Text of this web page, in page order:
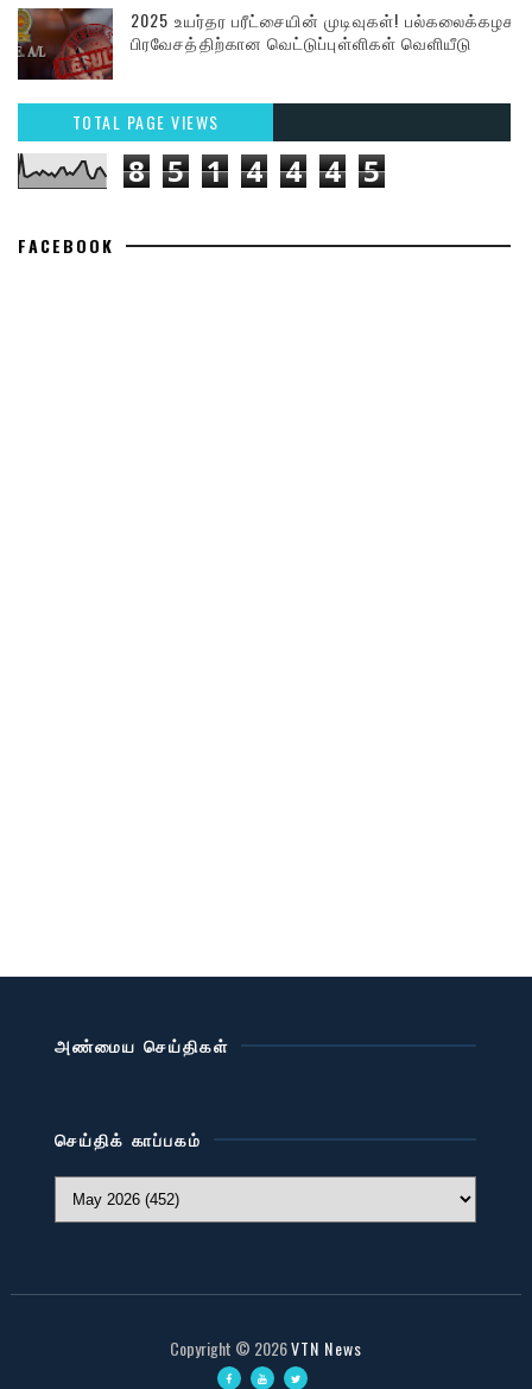
2025 உயர்தர பரீட்சையின் முடிவுகள்! பல்கலைக்கழக
பிரவேசத்திற்கான வெட்டுப்புள்ளிகள் வெளியீடு
TOTAL PAGE VIEWS
8 5 1 4 4 4 5
FACEBOOK
அண்மைய செய்திகள்
செய்திக் காப்பகம்
Copyright © 2026VTN News